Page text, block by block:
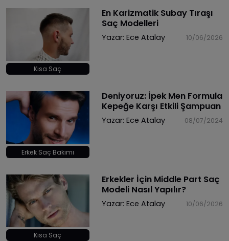
Kısa Saç
En Karizmatik Subay Tıraşı
Saç Modelleri
Yazar: Ece Atalay 10/06/2026
Erkek Saç Bakımı
Deniyoruz: İpek Men Formula
Kepeğe Karşı Etkili Şampuan
Yazar: Ece Atalay 08/07/2024
Kısa Saç
Erkekler İçin Middle Part Saç
Modeli Nasıl Yapılır?
Yazar: Ece Atalay 10/06/2026